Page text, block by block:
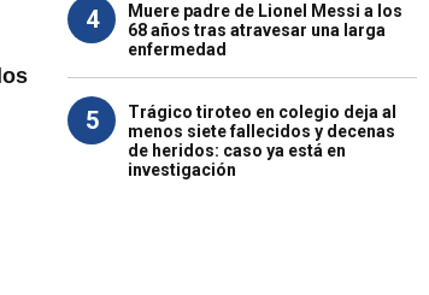
4
Muere padre de Lionel Messi a los
68 años tras atravesar una larga
enfermedad
5
Trágico tiroteo en colegio deja al
menos siete fallecidos y decenas
de heridos: caso ya está en
investigación